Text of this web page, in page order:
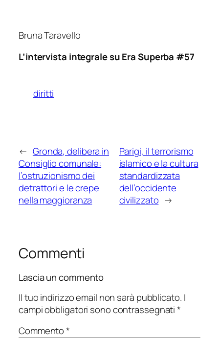
Bruna Taravello
L’intervista integrale su Era Superba #57
diritti
← Gronda, delibera in
Consiglio comunale:
l’ostruzionismo dei
detrattori e le crepe
nella maggioranza
Parigi, il terrorismo
islamico e la cultura
standardizzata
dell’occidente
civilizzato →
Commenti
Lascia un commento
Il tuo indirizzo email non sarà pubblicato. I
campi obbligatori sono contrassegnati*
Commento*